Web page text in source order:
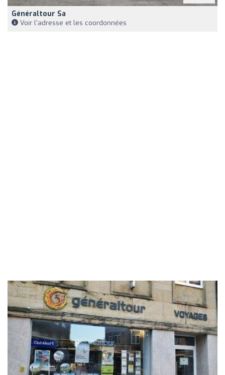
Généraltour Sa
Voir l'adresse et les coordonnées